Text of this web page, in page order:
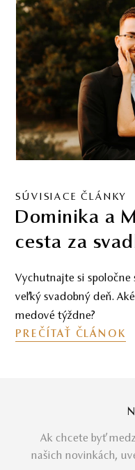
SÚVISIACE ČLÁNKY
Dominika a
cesta za
Vychutnajte si spoločne
veľký svadobný deň.
medové týždne?
PREČÍTAŤ ČLÁNOK
Ak chcete byť
našich novinkách,